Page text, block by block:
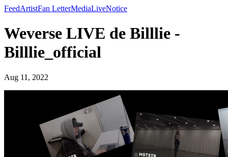
FeedArtistFan LetterMediaLiveNotice
Weverse LIVE de Billlie -
Billlie_official
Aug 11, 2022